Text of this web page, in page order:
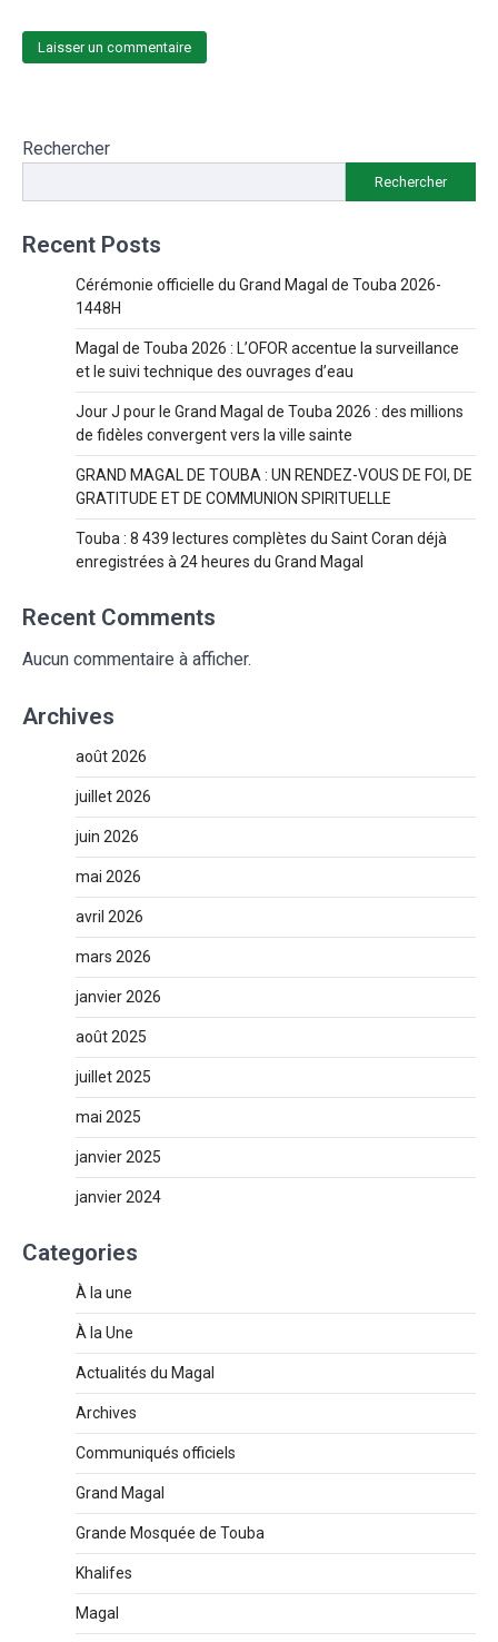
Rechercher
Rechercher
Recent Posts
Cérémonie officielle du Grand Magal de Touba 2026-
1448H
Magal de Touba 2026 : L’OFOR accentue la surveillance
et le suivi technique des ouvrages d’eau
Jour J pour le Grand Magal de Touba 2026 : des millions
de fidèles convergent vers la ville sainte
GRAND MAGAL DE TOUBA : UN RENDEZ-VOUS DE FOI, DE
GRATITUDE ET DE COMMUNION SPIRITUELLE
Touba : 8 439 lectures complètes du Saint Coran déjà
enregistrées à 24 heures du Grand Magal
Recent Comments
Aucun commentaire à afficher.
Archives
août 2026
juillet 2026
juin 2026
mai 2026
avril 2026
mars 2026
janvier 2026
août 2025
juillet 2025
mai 2025
janvier 2025
janvier 2024
Categories
À la une
À la Une
Actualités du Magal
Archives
Communiqués officiels
Grand Magal
Grande Mosquée de Touba
Khalifes
Magal